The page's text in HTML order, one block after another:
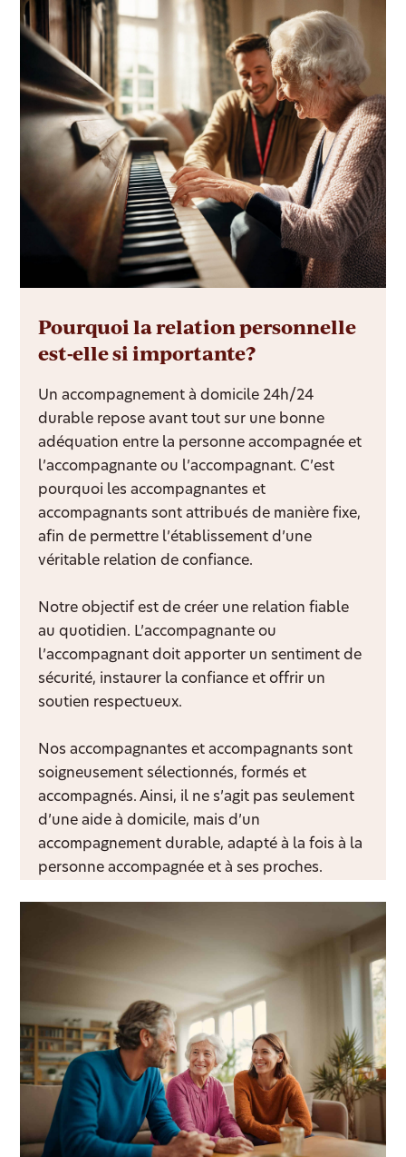
Pourquoi la relation personnelle
est-elle si importante?
Un accompagnement à domicile 24h/24
durable repose avant tout sur une bonne
adéquation entre la personne accompagnée et
l’accompagnante ou l’accompagnant. C’est
pourquoi les accompagnantes et
accompagnants sont attribués de manière fixe,
afin de permettre l’établissement d’une
véritable relation de confiance.
Notre objectif est de créer une relation fiable
au quotidien. L’accompagnante ou
l’accompagnant doit apporter un sentiment de
sécurité, instaurer la confiance et offrir un
soutien respectueux.
Nos accompagnantes et accompagnants sont
soigneusement sélectionnés, formés et
accompagnés. Ainsi, il ne s’agit pas seulement
d’une aide à domicile, mais d’un
accompagnement durable, adapté à la fois à la
personne accompagnée et à ses proches.